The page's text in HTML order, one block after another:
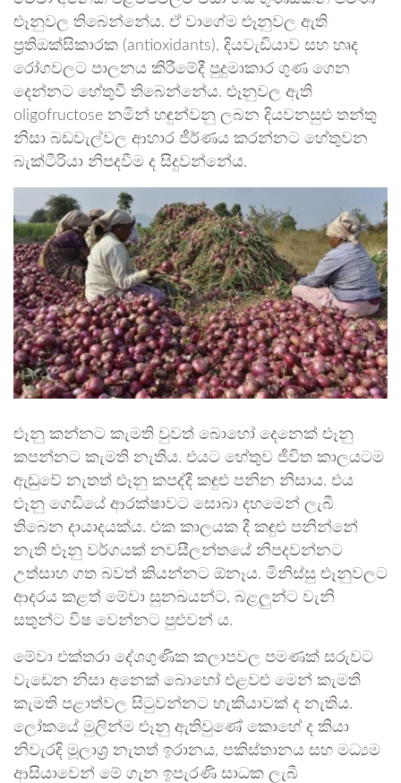
ළුෑනුවල තිබෙන්නේය. ඒ වාගේම ළූනුවල ඇති
ප්‍රතිඔක්සිකාරක (antioxidants), දියවැඩියාව සහ හෘද
රෝගවලට පාලනය කිරීමේදී පුදුමාකාර ගුණ ගෙන
දෙන්නට හේතුවී තිබෙන්නේය. ළූනුවල ඇති
oligofructose නමින් හඳුන්වනු ලබන දියවනසුළු තන්තු
නිසා බඩවැල්වල ආහාර ජීර්ණය කරන්නට හේතුවන
බැක්ටීරියා නිපදවීම ද සිදුවන්නේය.
ළුෑනු කන්නට කැමති වුවත් බොහෝ දෙනෙක් ළුෑනු
කපන්නට කැමති නැතිය. එයට හේතුව ජීවිත කාලයටම
ඇඬුවේ නැතත් ළුෑනු කපද්දී කඳුළු පනින නිසාය. එය
ළුෑනු ගෙඩියේ ආරක්ෂාවට සොබා දහමෙන් ලැබී
තිබෙන දායාදයක්ය. එක කාලයක දී කඳුළු පනින්නේ
නැති ළුෑනු වර්ගයක් නවසීලන්තයේ නිපදවන්නට
උත්සාහ ගත බවත් කියන්නට ඕනෑය. මිනිස්සු ළුෑනුවලට
ආදරය කළත් මේවා සුනඛයන්ට, බළලුන්ට වැනි
සතුන්ට විෂ වෙන්නට පුළුවන් ය.
මේවා එක්තරා දේශගුණික කලාපවල පමණක් සරුවට
වැඩෙන නිසා අනෙක් බොහෝ එළවළු මෙන් කැමති
කැමති පළාත්වල සිටුවන්නට හැකියාවක් ද නැතිය.
ලෝකයේ මුලින්ම ළුෑනු ඇතිවුණේ කොහේ ද කියා
නිවැරදි මූලාශ්‍ර නැතත් ඉරානය, පකිස්තානය සහ මධ්‍යම
ආසියාවෙන් මේ ගැන ඉපැරණි සාධක ලැබී